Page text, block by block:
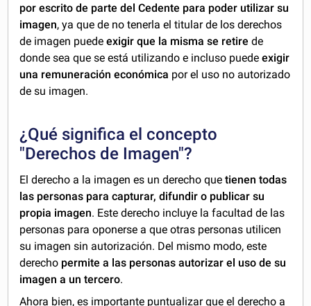
por escrito de parte del Cedente para poder utilizar su
imagen, ya que de no tenerla el titular de los derechos
de imagen puedeexigir que la misma se retire de
donde sea que se está utilizando e incluso puedeexigir
una remuneración económica por el uso no autorizado
de su imagen.
¿Qué significa el concepto
"Derechos de Imagen"?
El derecho a la imagen es un derecho quetienen todas
las personas para capturar, difundir o publicar su
propia imagen. Este derecho incluye la facultad de las
personas para oponerse a que otras personas utilicen
su imagen sin autorización. Del mismo modo, este
derecho permite a las personas autorizar el uso de su
imagen a un tercero.
Ahora bien, es importante puntualizar que el derecho a